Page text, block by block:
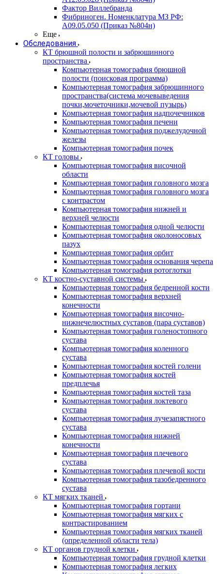
Фактор Виллебранда
Фибриноген. Номенклатура МЗ РФ:
A09.05.050 (Приказ №804н)
Еще
Обследования
КТ брюшной полости и забрюшинного
пространства
Компьютерная томография брюшной
полости (поисковая программа)
Компьютерная томография забрюшинного
пространства(система мочевыведения
почки,мочеточники,мочевой пузырь)
Компьютерная томография надпочечников
Компьютерная томография печени
Компьютерная томография поджелудочной
железы
Компьютерная томография почек
КТ головы
Компьютерная томография височной
области
Компьютерная томография головного мозга
Компьютерная томография головного мозга
с контрастом
Компьютерная томография нижней и
верхней челюсти
Компьютерная томография одной челюсти
Компьютерная томография околоносовых
пазух
Компьютерная томография орбит
Компьютерная томография основания черепа
Компьютерная томография ротоглотки
КТ костно-суставной системы
Компьютерная томография бедренной кости
Компьютерная томография верхней
конечности
Компьютерная томография височно-
нижнечелюстных суставов (пара суставов)
Компьютерная томография голеностопного
сустава
Компьютерная томография коленного
сустава
Компьютерная томография костей голени
Компьютерная томография костей
предплечья
Компьютерная томография костей таза
Компьютерная томография локтевого
сустава
Компьютерная томография лучезапястного
сустава
Компьютерная томография нижней
конечности
Компьютерная томография плечевого
сустава
Компьютерная томография плечевой кости
Компьютерная томография тазобедренного
сустава
КТ мягких тканей
Компьютерная томография гортани
Компьютерная томография мягких с
контрастированием
Компьютерная томография мягких тканей
(определенной области тела)
КТ органов грудной клетки
Компьютерная томография грудной клетки
Компьютерная томография легких